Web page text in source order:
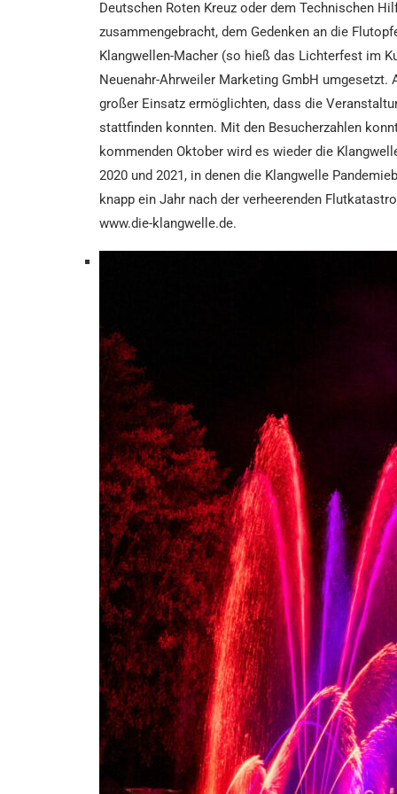
Deutschen Roten Kreuz oder dem Technischen
zusammengebracht, dem Gedenken an die
Klangwellen-Macher (so hieß das Lichterfest im
Neuenahr-Ahrweiler Marketing GmbH
großer Einsatz ermöglichten, dass die
stattfinden konnten. Mit den Besucherzahlen
kommenden Oktober wird es wieder die
2020 und 2021, in denen die Klangwelle
knapp ein Jahr nach der verheerenden
www.die-klangwelle.de.